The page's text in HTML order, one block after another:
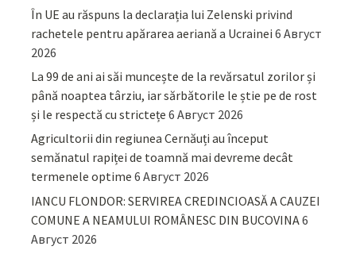
În UE au răspuns la declarația lui Zelenski privind
rachetele pentru apărarea aeriană a Ucrainei 6 Август
2026
La 99 de ani ai săi muncește de la revărsatul zorilor și
până noaptea târziu, iar sărbătorile le știe pe de rost
și le respectă cu strictețe 6 Август 2026
Agricultorii din regiunea Cernăuți au început
semănatul rapiței de toamnă mai devreme decât
termenele optime 6 Август 2026
IANCU FLONDOR: SERVIREA CREDINCIOASĂ A CAUZEI
COMUNE A NEAMULUI ROMÂNESC DIN BUCOVINA6
Август 2026